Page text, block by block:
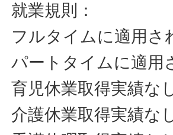
就業規則：
フルタイムに適用さ
パートタイムに適用
育児休業取得実績な
介護休業取得実績な